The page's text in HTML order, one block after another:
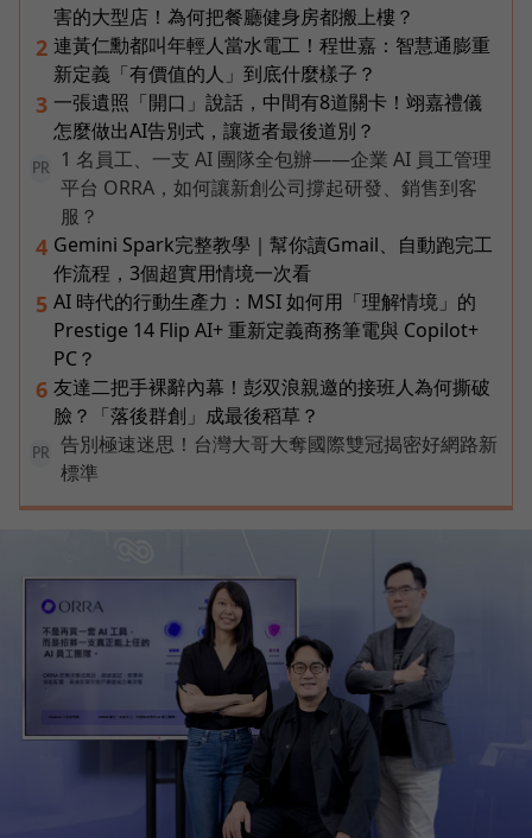
害的大型店！為何把餐廳健身房都搬上樓？
2 連黃仁勳都叫年輕人當水電工！程世嘉：智慧通膨重
新定義「有價值的人」到底什麼樣子？
3 一張遺照「開口」說話，中間有8道關卡！翊嘉禮儀
怎麼做出AI告別式，讓逝者最後道別？
PR
1 名員工、一支 AI 團隊全包辦——企業 AI 員工管理
平台 ORRA，如何讓新創公司撐起研發、銷售到客
服？
4 Gemini Spark完整教學｜幫你讀Gmail、自動跑完工
作流程，3個超實用情境一次看
5 AI 時代的行動生產力：MSI 如何用「理解情境」的
Prestige 14 Flip AI+ 重新定義商務筆電與 Copilot+
PC？
6 友達二把手裸辭內幕！彭双浪親邀的接班人為何撕破
臉？「落後群創」成最後稻草？
PR
告別極速迷思！台灣大哥大奪國際雙冠揭密好網路新
標準